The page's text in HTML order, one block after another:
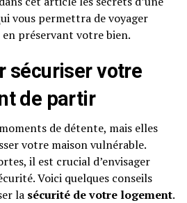
vous permettra de voyager
préservant votre bien.
sécuriser votre
de partir
de détente, mais elles
votre maison vulnérable.
il est crucial d’envisager
Voici quelques conseils
la sécurité de votre logement.